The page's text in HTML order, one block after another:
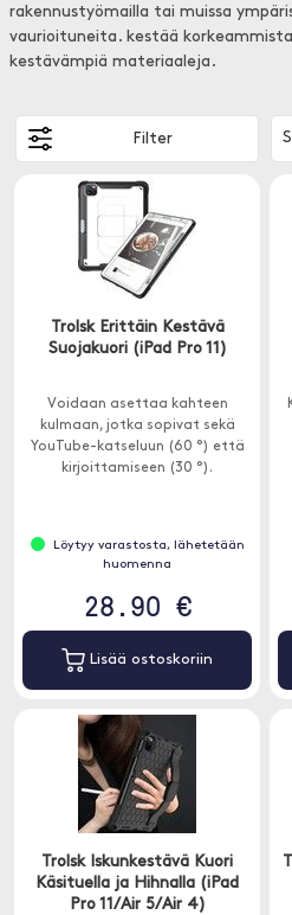
rakennustyömailla tai muissa
vaurioituneita. kestää
kestävämpiä materiaaleja.
Filter
Trolsk Erittäin Kestävä
Suojakuori (iPad Pro 11)
Voidaan asettaa kahteen
kulmaan, jotka sopivat sekä
YouTube-katseluun (60 °) että
kirjoittamiseen (30 °).
Löytyy varastosta, lähetetään
huomenna
28.90 €
Lisää ostoskoriin
Trolsk Iskunkestävä Kuori
Käsituella ja Hihnalla (iPad
Pro 11/Air 5/Air 4)